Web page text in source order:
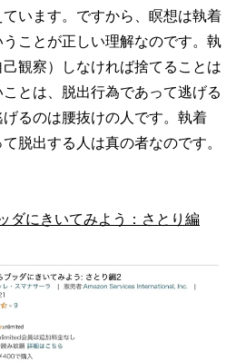
います。ですから、瞑想は執着
ことが正しい理解なのです。執
観察）しなければ捨てることは
とは、脱出行為であって逃げる
るのは腰抜けの人です。執着
脱出する人は真の者なのです。
ダにきいてみよう：さとり編